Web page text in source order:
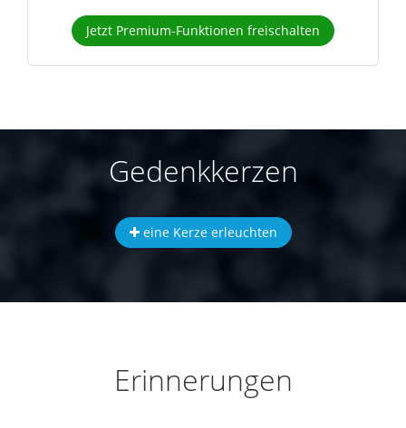
Jetzt Premium-Funktionen freischalten
Gedenkkerzen
eine Kerze erleuchten
Erinnerungen